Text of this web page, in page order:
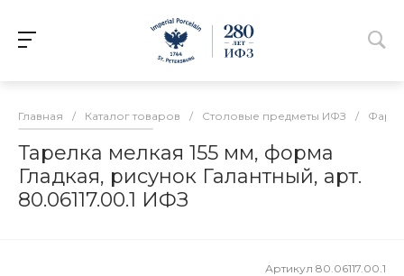
Главная / Каталог товаров / Столовые предметы ИФЗ /
Тарелка мелкая 155 мм, форма
Гладкая, рисунок Галантный, арт.
80.06117.00.1 ИФЗ
Артикул 80.06117.00.1